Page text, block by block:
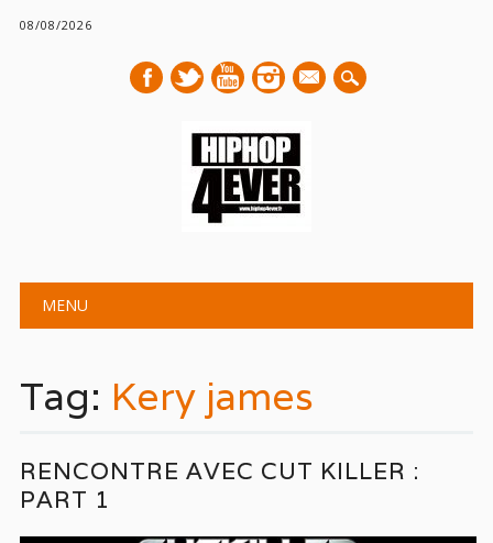
08/08/2026
mail
Main menu
MENU
Tag: Kery james
RENCONTRE AVEC CUT KILLER :
PART 1